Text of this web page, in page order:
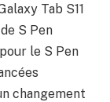
Tab S11
S Pen
le S Pen
changement